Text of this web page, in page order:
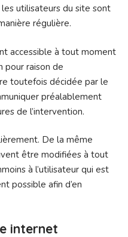
utilisateurs du site sont
régulière.
accessible à tout moment
pour raison de
toutefois décidée par le
préalablement
de l’intervention.
De la même
être modifiées à tout
à l’utilisateur qui est
possible afin d’en
internet